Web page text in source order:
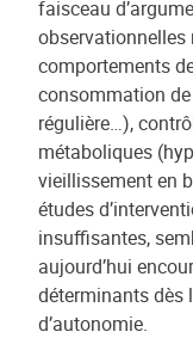
faisceau
comportements
consommation
régulière…),
métaboliques
vieillissement en
études
insuffisantes,
aujourd’hui
déterminants dès
d’autonomie.